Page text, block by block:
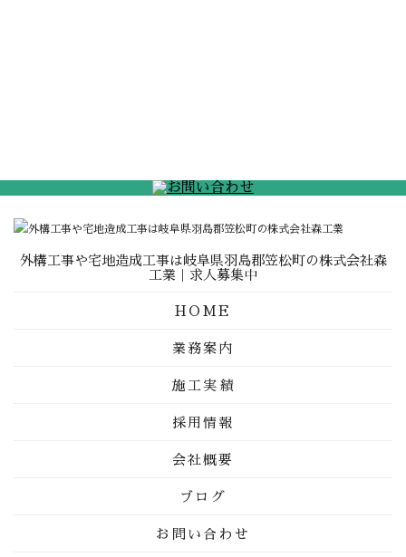
外構工事や宅地造成工事は岐阜県羽島郡笠松町の株式会社森
工業｜求人募集中
HOME
業務案内
施工実績
採用情報
会社概要
ブログ
お問い合わせ